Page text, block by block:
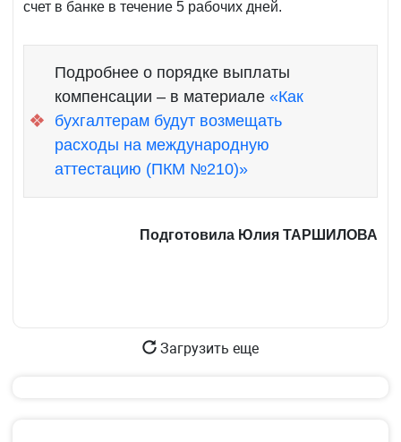
счет в банке в течение 5 рабочих дней.
❖
Подробнее о порядке выплаты
компенсации – в материале «Как
бухгалтерам будут возмещать
расходы на международную
аттестацию (ПКМ №210)»
Подготовила Юлия ТАРШИЛОВА
Загрузить еще